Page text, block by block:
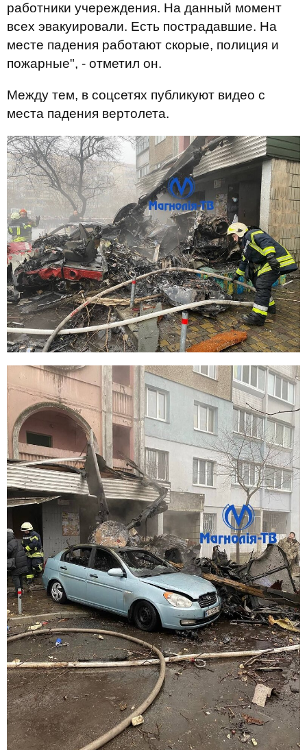
работники учереждения. На данный момент
всех эвакуировали. Есть пострадавшие. На
месте падения работают скорые, полиция и
пожарные", - отметил он.
Между тем, в соцсетях публикуют видео с
места падения вертолета.